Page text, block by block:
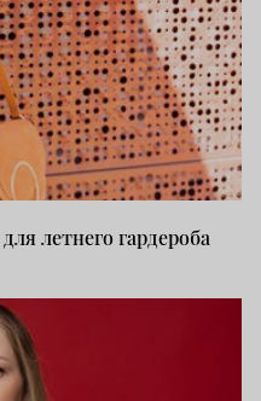
летнего гардероба